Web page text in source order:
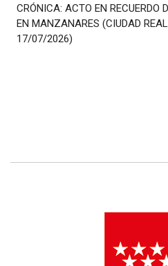
CRÓNICA: ACTO EN RECUERDO
EN MANZANARES (CIUDAD
17/07/2026)